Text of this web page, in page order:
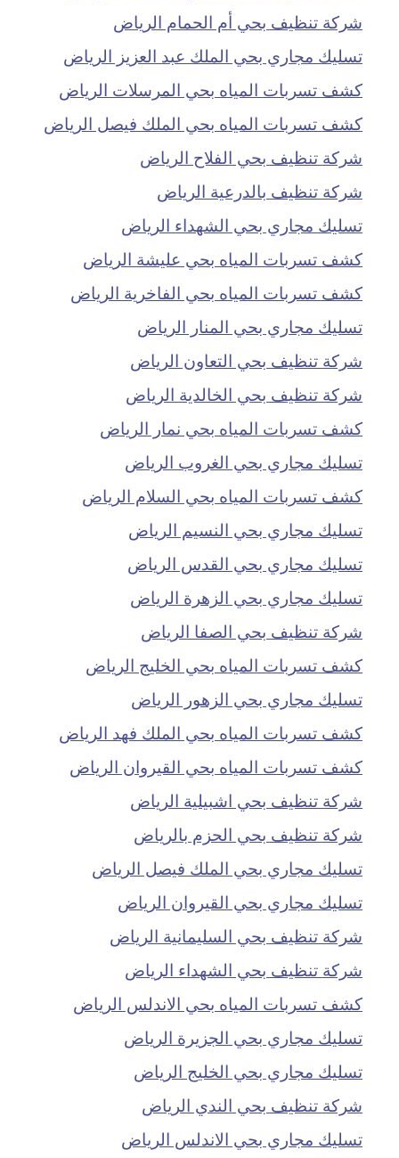
شركة تنظيف بحي أم الحمام الرياض
تسليك مجاري بحي الملك عبد العزيز الرياض
كشف تسربات المياه بحي المرسلات الرياض
كشف تسربات المياه بحي الملك فيصل الرياض
شركة تنظيف بحي الفلاح الرياض
شركة تنظيف بالدرعية الرياض
تسليك مجاري بحي الشهداء الرياض
كشف تسربات المياه بحي عليشة الرياض
كشف تسربات المياه بحي الفاخرية الرياض
تسليك مجاري بحي المنار الرياض
شركة تنظيف بحي التعاون الرياض
شركة تنظيف بحي الخالدية الرياض
كشف تسربات المياه بحي نمار الرياض
تسليك مجاري بحي الغروب الرياض
كشف تسربات المياه بحي السلام الرياض
تسليك مجاري بحي النسيم الرياض
تسليك مجاري بحي القدس الرياض
تسليك مجاري بحي الزهرة الرياض
شركة تنظيف بحي الصفا الرياض
كشف تسربات المياه بحي الخليج الرياض
تسليك مجاري بحي الزهور الرياض
كشف تسربات المياه بحي الملك فهد الرياض
كشف تسربات المياه بحي القيروان الرياض
شركة تنظيف بحي اشبيلية الرياض
شركة تنظيف بحي الحزم بالرياض
تسليك مجاري بحي الملك فيصل الرياض
تسليك مجاري بحي القيروان الرياض
شركة تنظيف بحي السليمانية الرياض
شركة تنظيف بحي الشهداء الرياض
كشف تسربات المياه بحي الاندلس الرياض
تسليك مجاري بحي الجزيرة الرياض
تسليك مجاري بحي الخليج الرياض
شركة تنظيف بحي الندي الرياض
تسليك مجاري بحي الاندلس الرياض